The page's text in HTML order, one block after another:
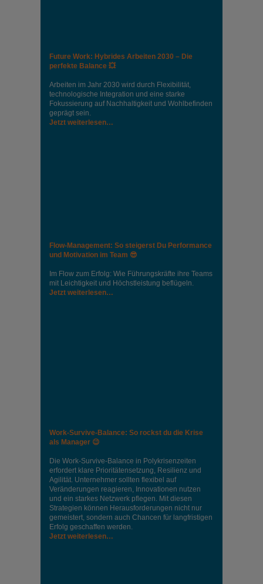
Future Work: Hybrides Arbeiten 2030 – Die
perfekte Balance 💥
Arbeiten im Jahr 2030 wird durch Flexibilität,
technologische Integration und eine starke
Fokussierung auf Nachhaltigkeit und Wohlbefinden
geprägt sein.
Jetzt weiterlesen…
Flow-Management: So steigerst Du Performance
und Motivation im Team 😎
Im Flow zum Erfolg: Wie Führungskräfte ihre Teams
mit Leichtigkeit und Höchstleistung beflügeln.
Jetzt weiterlesen…
Work-Survive-Balance: So rockst du die Krise
als Manager 😉
Die Work-Survive-Balance in Polykrisenzeiten
erfordert klare Prioritätensetzung, Resilienz und
Agilität. Unternehmer sollten flexibel auf
Veränderungen reagieren, Innovationen nutzen
und ein starkes Netzwerk pflegen. Mit diesen
Strategien können Herausforderungen nicht nur
gemeistert, sondern auch Chancen für langfristigen
Erfolg geschaffen werden.
Jetzt weiterlesen…